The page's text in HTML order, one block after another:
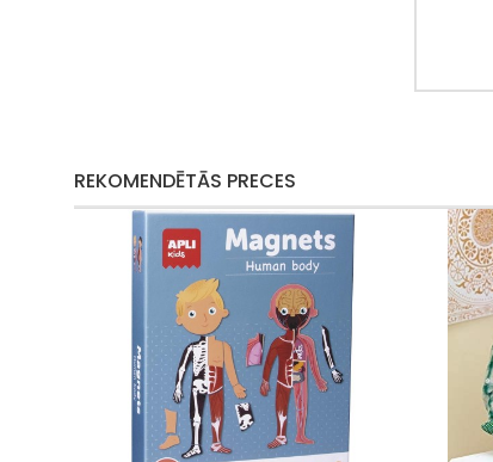
REKOMENDĒTĀS PRECES